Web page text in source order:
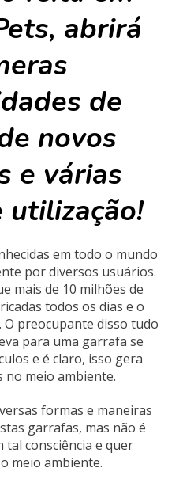
abrirá
de
novos
e várias
utilização!
em todo o mundo
por diversos usuários.
mais de 10 milhões de
todos os dias e o
preocupante disso tudo
para uma garrafa se
e é claro, isso gera
no meio ambiente.
formas e maneiras
garrafas, mas não é
consciência e quer
meio ambiente.